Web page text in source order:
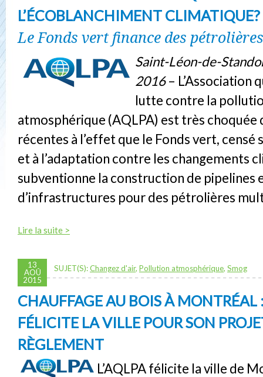
L’ÉCOBLANCHIMENT CLIMATIQUE?
Le Fonds vert finance des
Saint-Léon-de-
2016– L’Association
lutte contre la
atmosphérique (AQLPA) est très choquée
récentes à l’effet que le Fonds vert, censé
et à l’adaptation contre les changements
subventionne la construction de pipelines
d’infrastructures pour des pétrolières
Lire la suite >
13
AOÛ
2015
SUJET(S):Changez d'air, Pollution atmosphérique, Smog
CHAUFFAGE AU BOIS À MONTRÉAL :
FÉLICITE LA VILLE POUR SON
RÈGLEMENT
L’AQLPA félicite la ville de